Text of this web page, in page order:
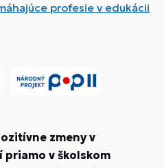
profesie v edukácii
zmeny v
priamo v školskom